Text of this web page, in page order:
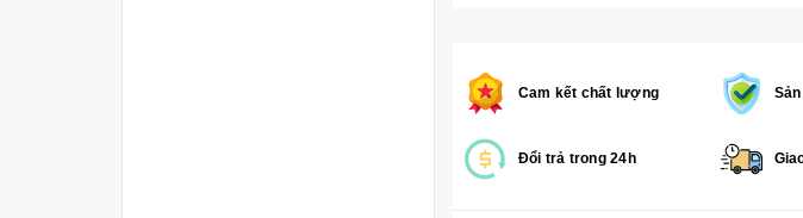
Cam kết chất lượng
Đổi trả trong 24h